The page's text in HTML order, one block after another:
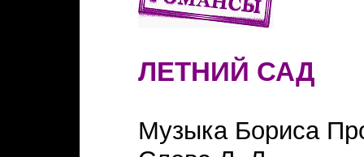
ЛЕТНИЙ САД
Музыка Бориса